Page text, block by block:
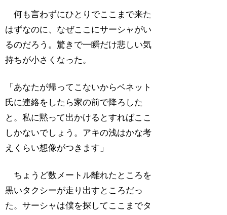
何も言わずにひとりでここまで来た
はずなのに、なぜここにサーシャがい
るのだろう。驚きで一瞬だけ悲しい気
持ちが小さくなった。
「あなたが帰ってこないからベネット
氏に連絡をしたら家の前で降ろした
と。私に黙って出かけるとすればここ
しかないでしょう。アキの浅はかな考
えくらい想像がつきます」
ちょうど数メートル離れたところを
黒いタクシーが走り出すところだっ
た。サーシャは僕を探してここまでタ